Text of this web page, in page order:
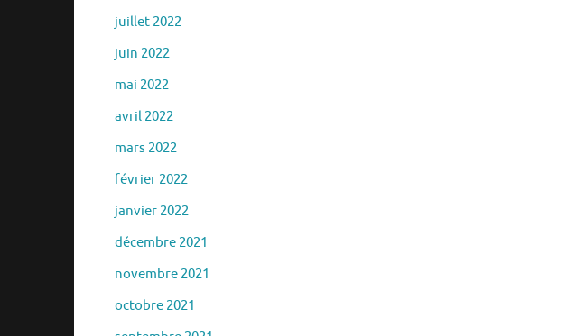
juillet 2022
juin 2022
mai 2022
avril 2022
mars 2022
février 2022
janvier 2022
décembre 2021
novembre 2021
octobre 2021